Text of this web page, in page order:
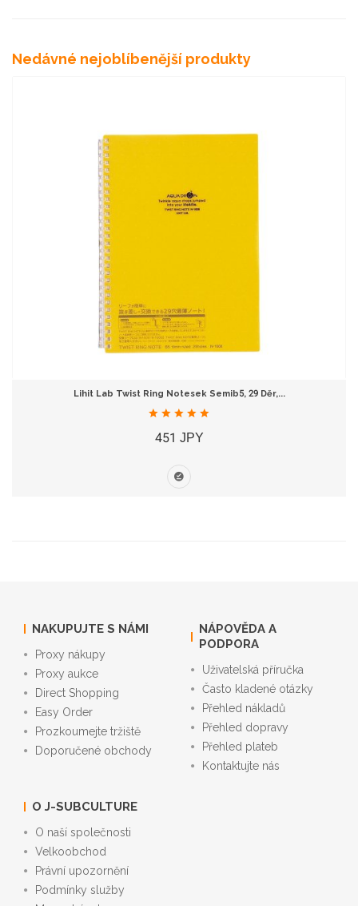
Nedávné nejoblíbenější produkty
Lihit Lab Twist Ring Notesek Semib5, 29 Děr,...
451 JPY
NAKUPUJTE S NÁMI
Proxy nákupy
Proxy aukce
Direct Shopping
Easy Order
Prozkoumejte tržiště
Doporučené obchody
NÁPOVĚDA A
PODPORA
Uživatelská příručka
Často kladené otázky
Přehled nákladů
Přehled dopravy
Přehled plateb
Kontaktujte nás
O J-SUBCULTURE
O naší společnosti
Velkoobchod
Právní upozornění
Podmínky služby